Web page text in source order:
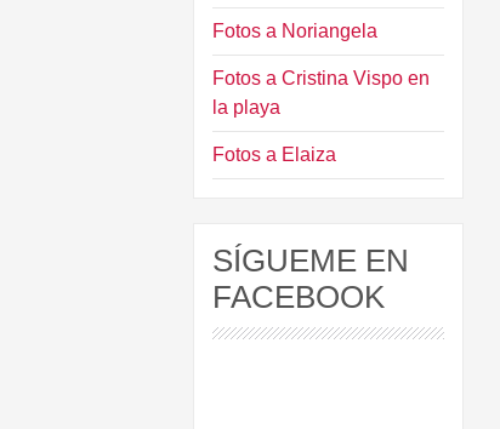
Fotos a Noriangela
Fotos a Cristina Vispo en
la playa
Fotos a Elaiza
SÍGUEME EN
FACEBOOK